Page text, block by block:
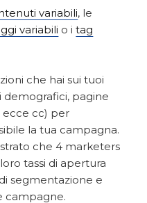
variabili, le
variabili o itag
che hai sui tuoi
demografici, pagine
ecce cc) per
la tua campagna.
che 4 marketers
tassi di apertura
segmentazione e
campagne.